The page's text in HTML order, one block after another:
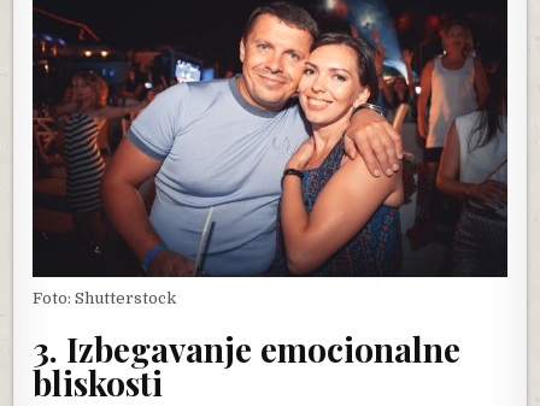
Foto: Shutterstock
3. Izbegavanje emocionalne
bliskosti